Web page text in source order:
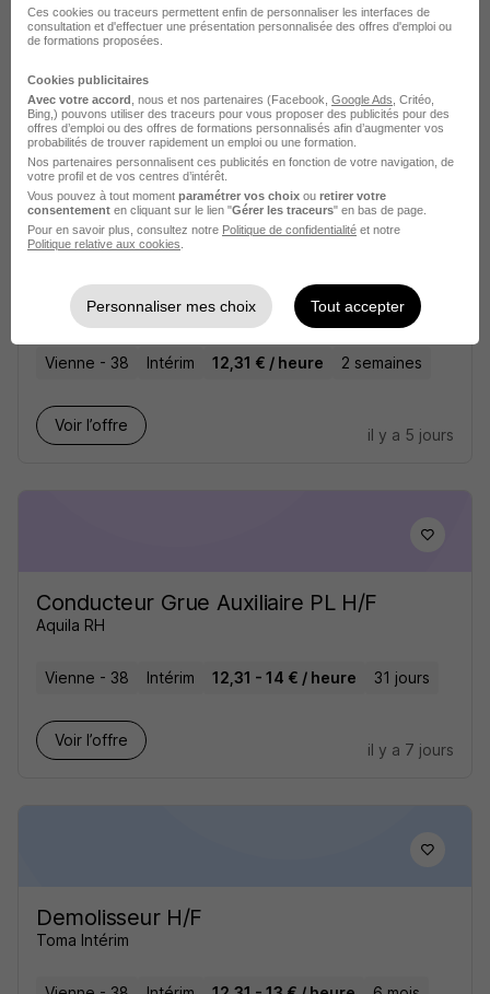
Vienne - 38 Intérim 12,31 - 13 € / heure 4 mois
Voir l’offre
il y a 2 jours
Contact RH - Vienne recrutement
Super recruteur
Vienne - 38 Intérim 12,31 € / heure 2 semaines
Voir l’offre
il y a 5 jours
Conducteur Grue Auxiliaire PL H/F
Aquila RH
Vienne - 38 Intérim 12,31 - 14 € / heure 31 jours
Voir l’offre
il y a 7 jours
Demolisseur H/F
Toma Intérim
Ces cookies ou traceurs permettent enfin de personnaliser les interfaces de
consultation et d'effectuer une présentation personnalisée des offres d'emploi ou
de formations proposées.
Cookies publicitaires
Avec votre accord , nous et nos partenaires (Facebook, Google Ads , Critéo,
Bing,) pouvons utiliser des traceurs pour vous proposer des publicités pour des
offres d’emploi ou des offres de formations personnalisés afin d’augmenter vos
probabilités de trouver rapidement un emploi ou une formation.
Nos partenaires personnalisent ces publicités en fonction de votre navigation, de
votre profil et de vos centres d’intérêt.
Vous pouvez à tout moment paramétrer vos choix ou retirer votre
consentement en cliquant sur le lien "Gérer les traceurs" en bas de page.
Pour en savoir plus, consultez notre Politique de confidentialité et notre
Politique relative aux cookies
Personnaliser mes choix Tout accepter